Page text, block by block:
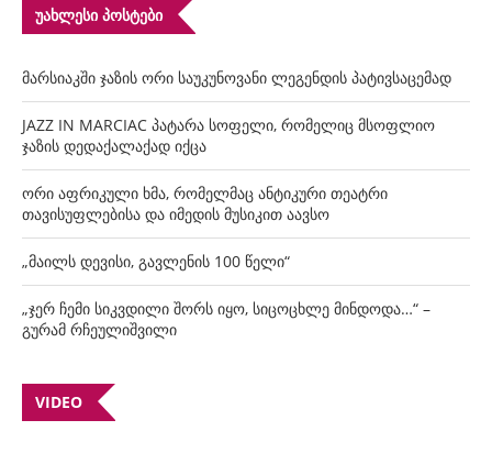
ᲣᲐᲮᲚᲔᲡᲘ ᲞᲝᲡᲢᲔᲑᲘ
მარსიაკში ჯაზის ორი საუკუნოვანი ლეგენდის პატივსაცემად
JAZZ IN MARCIAC პატარა სოფელი, რომელიც მსოფლიო
ჯაზის დედაქალაქად იქცა
ორი აფრიკული ხმა, რომელმაც ანტიკური თეატრი
თავისუფლებისა და იმედის მუსიკით აავსო
„მაილს დევისი, გავლენის 100 წელი“
„ჯერ ჩემი სიკვდილი შორს იყო, სიცოცხლე მინდოდა…“ –
გურამ რჩეულიშვილი
VIDEO